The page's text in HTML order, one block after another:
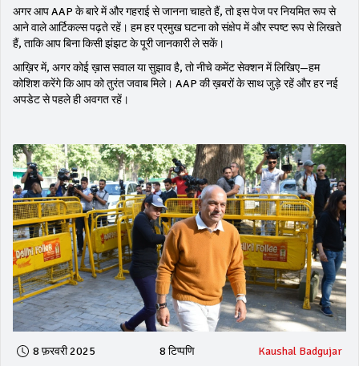
अगर आप AAP के बारे में और गहराई से जानना चाहते हैं, तो इस पेज पर नियमित रूप से
आने वाले आर्टिकल्स पढ़ते रहें। हम हर प्रमुख घटना को संक्षेप में और स्पष्ट रूप से लिखते
हैं, ताकि आप बिना किसी झंझट के पूरी जानकारी ले सकें।
आख़िर में, अगर कोई ख़ास सवाल या सुझाव है, तो नीचे कमेंट सेक्शन में लिखिए—हम
कोशिश करेंगे कि आप को तुरंत जवाब मिले। AAP की ख़बरों के साथ जुड़े रहें और हर नई
अपडेट से पहले ही अवगत रहें।
8 फ़रवरी 2025 8 टिप्पणि Kaushal Badgujar